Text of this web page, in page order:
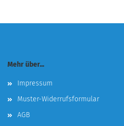
Mehr über...
Impressum
Muster-Widerrufsformular
AGB